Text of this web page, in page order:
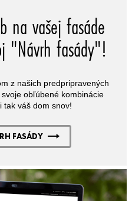
na vašej fasáde
"Návrh fasády"!
z našich predpripravených
obľúbené kombinácie
tak váš dom snov!
FASÁDY